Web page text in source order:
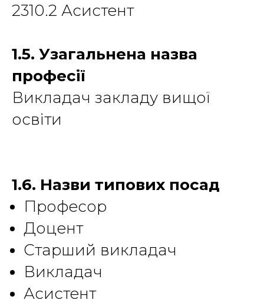
2310.2 Асистент
1.5. Узагальнена назва
професії
Викладач закладу вищої
освіти
1.6. Назви типових посад
Професор
Доцент
Старший викладач
Викладач
Асистент